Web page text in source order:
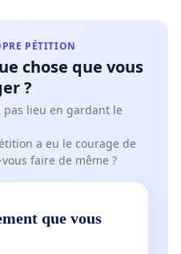
PÉTITION
chose que vous
?
pas lieu en gardant le
a eu le courage de
faire de même ?
que vous